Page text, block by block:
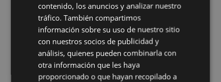
SPANISH
contenido, los anuncios y analizar nuestro
tráfico. También compartimos
información sobre su uso de nuestro sitio
con nuestros socios de publicidad y
análisis, quienes pueden combinarla con
otra información que les haya
proporcionado o que hayan recopilado a